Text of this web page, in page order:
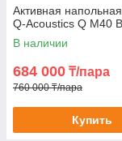
Активная
Q-Acoustics Q M40
В наличии
684 000 ₸/пара
760 000 ₸/пара
Купить